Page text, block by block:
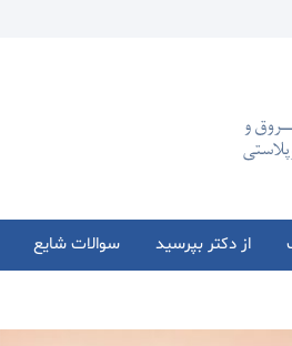
از دکتر بپرسید سوالات شایع